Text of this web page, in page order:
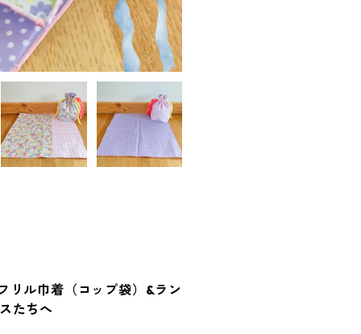
リル巾着（コップ袋）&ラン
たちへ